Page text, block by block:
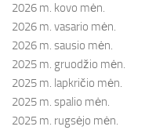
2026 m. kovo mėn.
2026 m. vasario mėn.
2026 m. sausio mėn.
2025 m. gruodžio mėn.
2025 m. lapkričio mėn.
2025 m. spalio mėn.
2025 m. rugsėjo mėn.